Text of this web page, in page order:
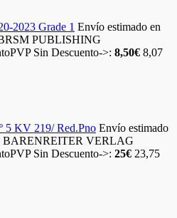
2023 Grade 1 Envío estimado en
PUBLISHING
PVP Sin Descuento->: 8,50€ 8,07
5 KV 219/ Red.Pno Envío estimado
BARENREITER VERLAG
PVP Sin Descuento->: 25€ 23,75